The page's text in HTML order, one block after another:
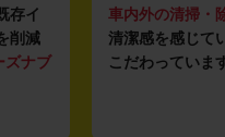
存イ
削減
ズナブ
車内外の清掃・
清潔感を感じて
こだわっていま